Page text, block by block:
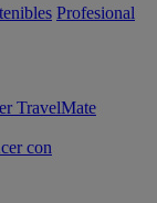
Profesional
TravelMate
con